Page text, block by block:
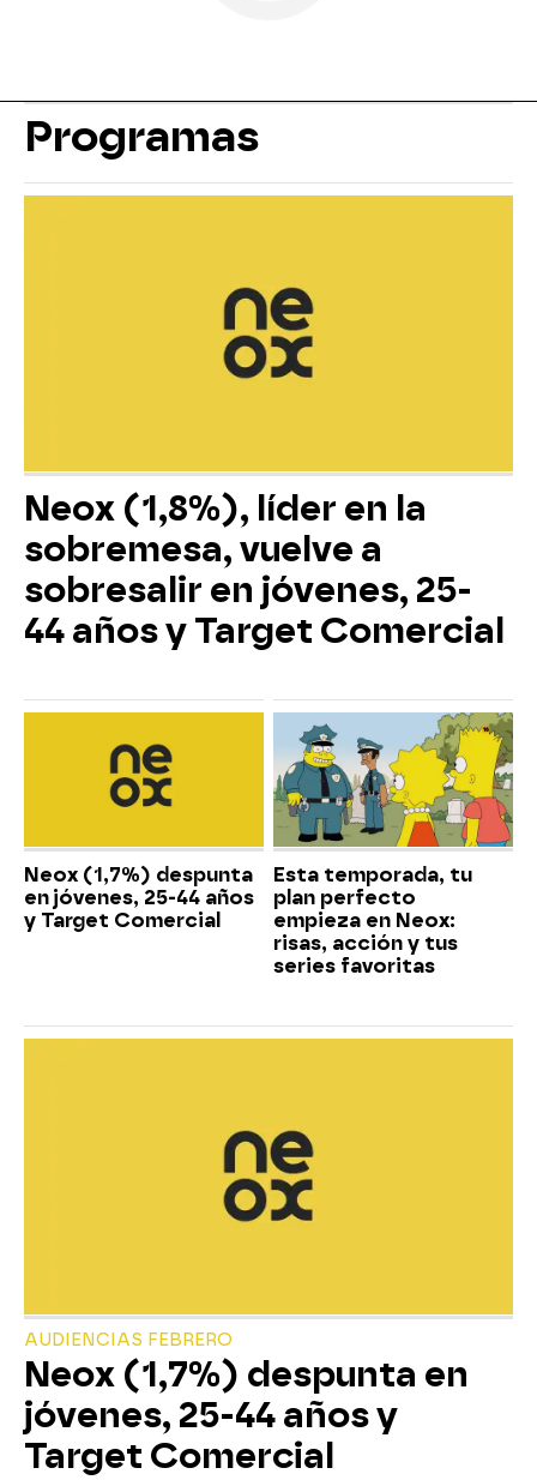
Programas
Neox (1,8%), líder en la
sobremesa, vuelve a
sobresalir en jóvenes, 25-
44 años y Target Comercial
Neox (1,7%) despunta
en jóvenes, 25-44 años
y Target Comercial
Esta temporada, tu
plan perfecto
empieza en Neox:
risas, acción y tus
series favoritas
AUDIENCIAS FEBRERO
Neox (1,7%) despunta en
jóvenes, 25-44 años y
Target Comercial